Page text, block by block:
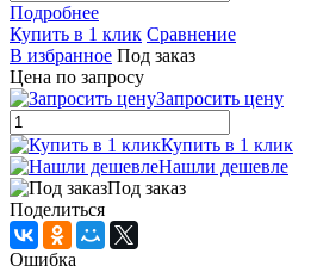
Подробнее
Купить в 1 клик Сравнение
В избранное Под заказ
Цена по запросу
Запросить цену
Купить в 1 клик
Нашли дешевле
Под заказ
Поделиться
Ошибка